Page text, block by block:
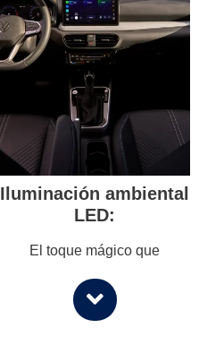
Iluminación ambiental
LED:
El toque mágico que
experiencia única. La
iluminación LED del